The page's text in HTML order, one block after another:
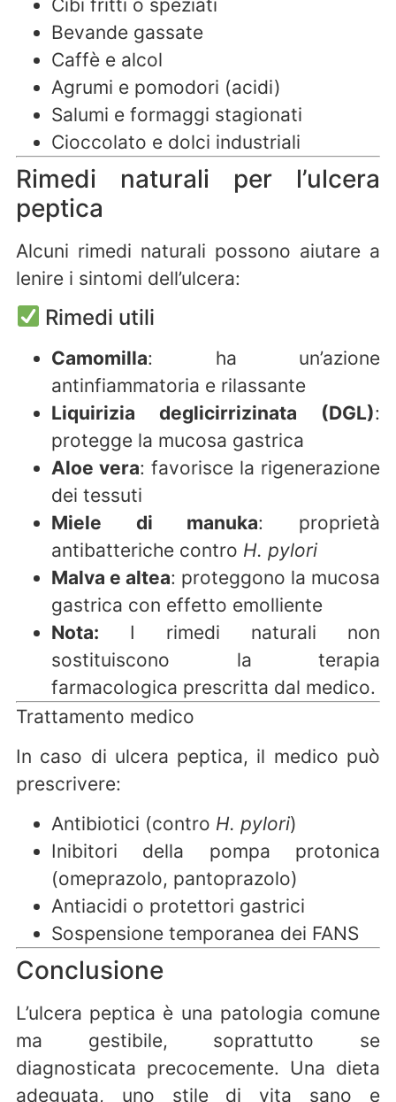
Cibi fritti o speziati
Bevande gassate
Caffè e alcol
Agrumi e pomodori (acidi)
Salumi e formaggi stagionati
Cioccolato e dolci industriali
Rimedi naturali per l’ulcera
peptica
Alcuni rimedi naturali possono aiutare a
lenire i sintomi dell’ulcera:
Rimedi utili
Camomilla: ha un’azione
antinfiammatoria e rilassante
Liquirizia deglicirrizinata (DGL):
protegge la mucosa gastrica
Aloe vera: favorisce la rigenerazione
dei tessuti
Miele di manuka: proprietà
antibatteriche contro H. pylori
Malva e altea: proteggono la mucosa
gastrica con effetto emolliente
Nota: I rimedi naturali non
sostituiscono la terapia
farmacologica prescritta dal medico.
Trattamento medico
In caso di ulcera peptica, il medico può
prescrivere:
Antibiotici (contro H. pylori)
Inibitori della pompa protonica
(omeprazolo, pantoprazolo)
Antiacidi o protettori gastrici
Sospensione temporanea dei FANS
Conclusione
L’ulcera peptica è una patologia comune
ma gestibile, soprattutto se
diagnosticata precocemente. Una dieta
adeguata, uno stile di vita sano e